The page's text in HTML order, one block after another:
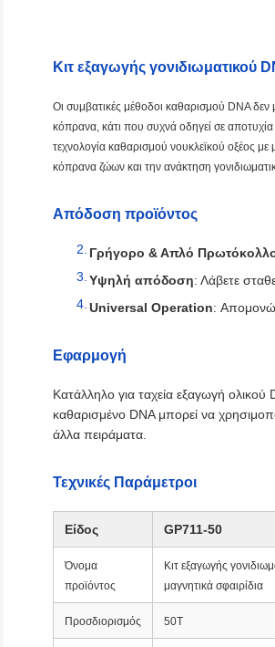
Κιτ εξαγωγής γονιδιωματικού
Οι συμβατικές μέθοδοι καθαρισμού DNA
κόπρανα, κάτι που συχνά οδηγεί σε
τεχνολογία καθαρισμού νουκλεϊκού οξέος
κόπρανα ζώων και την ανάκτηση
Απόδοση προϊόντος
Γρήγορο & Απλό
Υψηλή απόδοση: Λάβετε
Universal Operation:
Εφαρμογή
Κατάλληλο για ταχεία εξαγωγή
καθαρισμένο DNA μπορεί να
άλλα πειράματα.
Τεχνικές Παράμετροι
Είδος GP711-50
Όνομα
προϊόντος
Κιτ εξαγωγής
μαγνητικά σφαιρίδια
Προσδιορισμός 50Τ